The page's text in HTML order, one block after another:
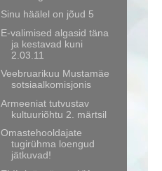
Sinu häälel on jõud 5
E-valimised algasid täna
ja kestavad kuni
2.03.11
Veebruarikuu Mustamäe
sotsiaalkomisjonis
Armeeniat tutvustav
kultuuriõhtu 2. märtsil
Omastehooldajate
tugirühma loengud
jätkuvad!